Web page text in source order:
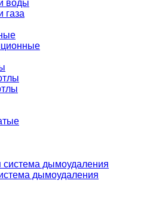
воды
газа
система дымоудаления
дымоудаления